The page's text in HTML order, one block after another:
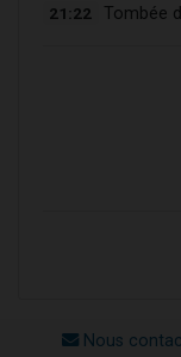
21:22 Tombée
Nous